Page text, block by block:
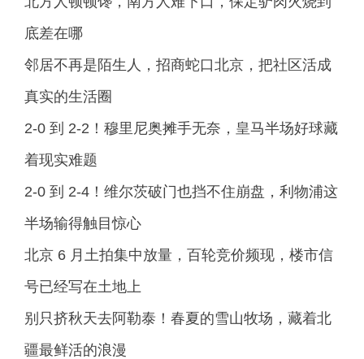
底差在哪
邻居不再是陌生人，招商蛇口北京，把社区活成
真实的生活圈
2‑0 到 2‑2！穆里尼奥摊手无奈，皇马半场好球藏
着现实难题
2‑0 到 2‑4！维尔茨破门也挡不住崩盘，利物浦这
半场输得触目惊心
北京 6 月土拍集中放量，百轮竞价频现，楼市信
号已经写在土地上
别只挤秋天去阿勒泰！春夏的雪山牧场，藏着北
疆最鲜活的浪漫